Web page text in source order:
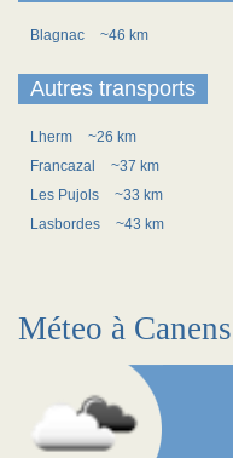
Blagnac ~46 km
Autres transports
Lherm
~26 km
Francazal
~37 km
Les Pujols
~33 km
Lasbordes
~43 km
Méteo à Canens